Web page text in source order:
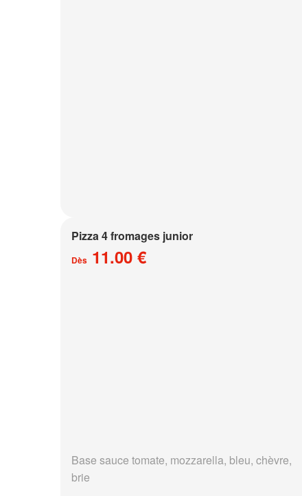
Pizza 4 fromages junior
Dès 11.00 €
Base sauce tomate, mozzarella, bleu, chèvre,
brie